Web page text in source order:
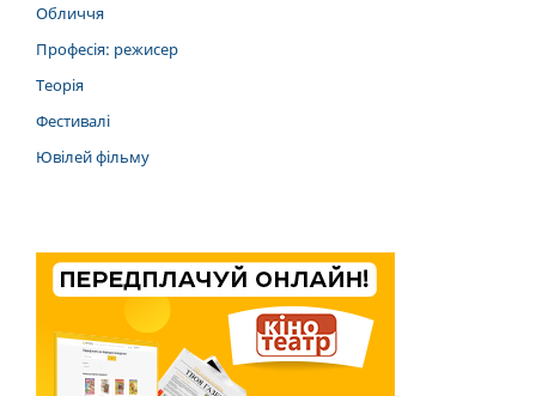
Обличчя
Професія: режисер
Теорія
Фестивалі
Ювілей фільму